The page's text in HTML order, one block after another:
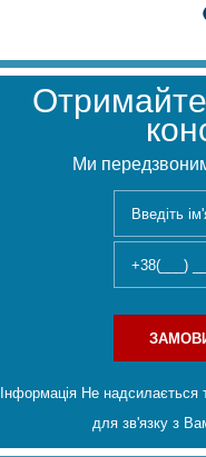
Ми
Інформація Не
для зв'язку з